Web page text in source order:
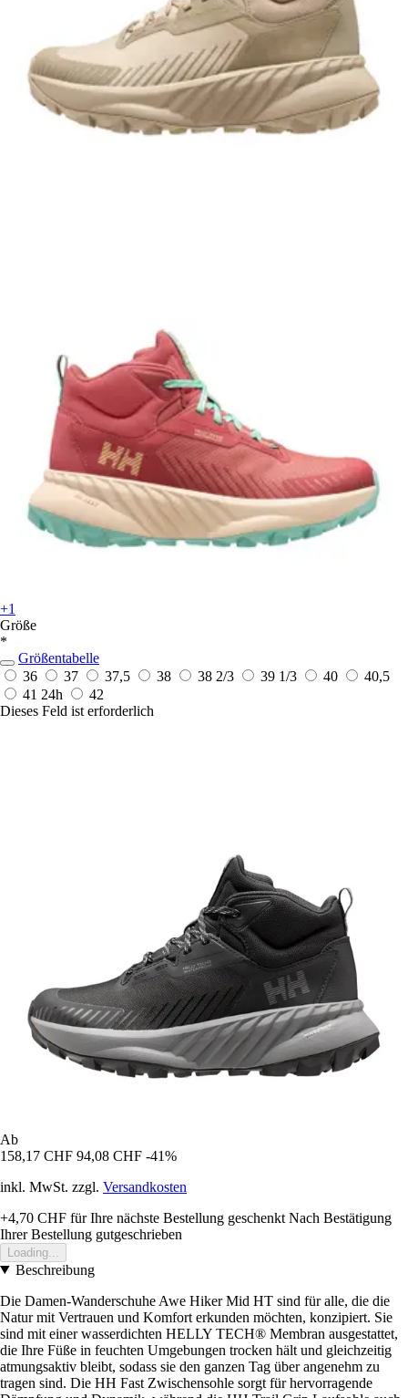
+1
Größe
*
Größentabelle
36
37 37,5 38 38 2/3 39 1/3 40
40,5
41 24h
42
Dieses Feld ist erforderlich
Ab
158,17 CHF 94,08 CHF -41%
inkl. MwSt. zzgl. Versandkosten
+4,70 CHF für Ihre nächste Bestellung geschenkt Nach Bestätigung
Ihrer Bestellung gutgeschrieben
Loading...
Beschreibung
Die Damen-Wanderschuhe Awe Hiker Mid HT sind für alle, die die
Natur mit Vertrauen und Komfort erkunden möchten, konzipiert. Sie
sind mit einer wasserdichten HELLY TECH® Membran ausgestattet,
die Ihre Füße in feuchten Umgebungen trocken hält und gleichzeitig
atmungsaktiv bleibt, sodass sie den ganzen Tag über angenehm zu
tragen sind. Die HH Fast Zwischensohle sorgt für hervorragende